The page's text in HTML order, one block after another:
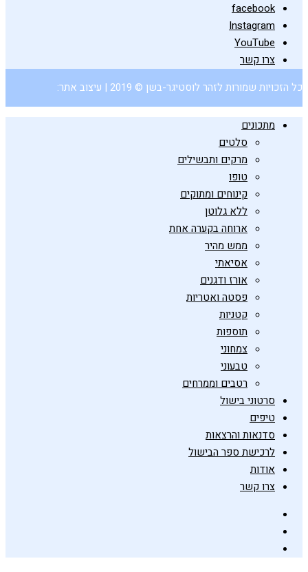
facebook
Instagram
YouTube
צרו קשר
כל הזכויות שמורות לזהר לוסטיגר-בשן © 2019 | עיצוב אתר:
מתכונים
סלטים
מרקים ותבשילים
טופו
קינוחים ומתוקים
ללא גלוטן
ארוחה בקערה אחת
ממש מהיר
אסיאתי
אורז ודגנים
פסטה ואטריות
קטניות
תוספות
צמחוני
טבעוני
רטבים וממרחים
סרטוני בישול
טיפים
סדנאות והרצאות
לרכישת ספר הבישול
אודות
צרו קשר